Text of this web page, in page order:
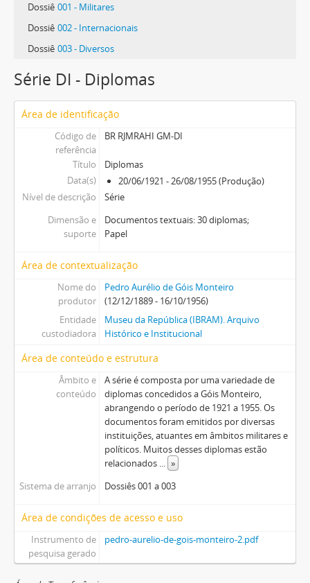
Dossiê 001 - Militares
Dossiê 002 - Internacionais
Dossiê 003 - Diversos
Série DI - Diplomas
Área de identificação
Código de
referência
BR RJMRAHI GM-DI
Título
Diplomas
Data(s)
20/06/1921 - 26/08/1955 (Produção)
Nível de descrição
Série
Dimensão e
suporte
Documentos textuais: 30 diplomas;
Papel
Área de contextualização
Nome do
produtor
Pedro Aurélio de Góis Monteiro
(12/12/1889 - 16/10/1956)
Entidade
custodiadora
Museu da República (IBRAM). Arquivo
Histórico e Institucional
Área de conteúdo e estrutura
Âmbito e
conteúdo
A série é composta por uma variedade de
diplomas concedidos a Góis Monteiro,
abrangendo o período de 1921 a 1955. Os
documentos foram emitidos por diversas
instituições, atuantes em âmbitos militares e
políticos. Muitos desses diplomas estão
relacionados ... »
Sistema de arranjo
Dossiês 001 a 003
Área de condições de acesso e uso
Instrumento de
pesquisa gerado
pedro-aurelio-de-gois-monteiro-2.pdf